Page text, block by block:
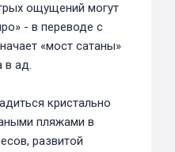
ощущений могут
- в переводе с
«мост сатаны»
в ад.
кристально
пляжами в
развитой